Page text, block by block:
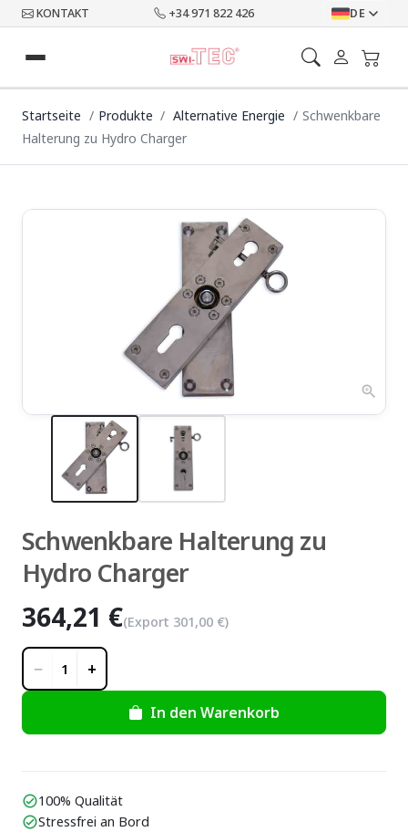
KONTAKT +34 971 822 426 DE
Startseite Produkte Alternative Energie
Schwenkbare
Halterung zu Hydro Charger
zoom_in
Schwenkbare Halterung zu
Hydro Charger
364,21 €(Export 301,00 €)
− 1 +
In den Warenkorb
check_circle100% Qualität
check_circleStressfrei an Bord